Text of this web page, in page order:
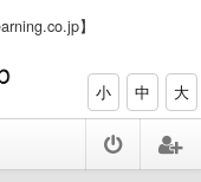
】
小 中 大